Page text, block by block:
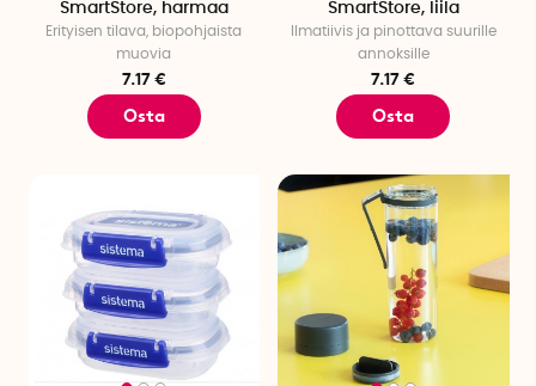
SmartStore, harmaa
Erityisen tilava, biopohjaista
muovia
7.17 €
Osta
SmartStore, liila
Ilmatiivis ja pinottava suurille
annoksille
7.17 €
Osta